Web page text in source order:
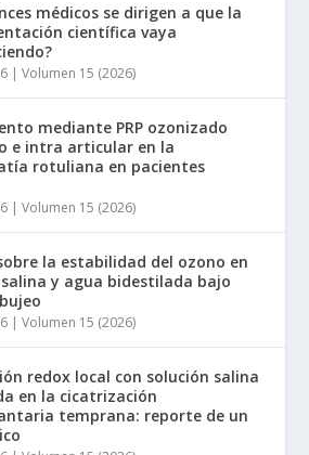
médicos se dirigen a que la
científica vaya
|Volumen 15 (2026)
mediante PRP ozonizado
e intra articular en la
rotuliana en pacientes
|Volumen 15 (2026)
la estabilidad del ozono en
y agua bidestilada bajo
|Volumen 15 (2026)
redox local con solución salina
en la cicatrización
temprana: reporte de un